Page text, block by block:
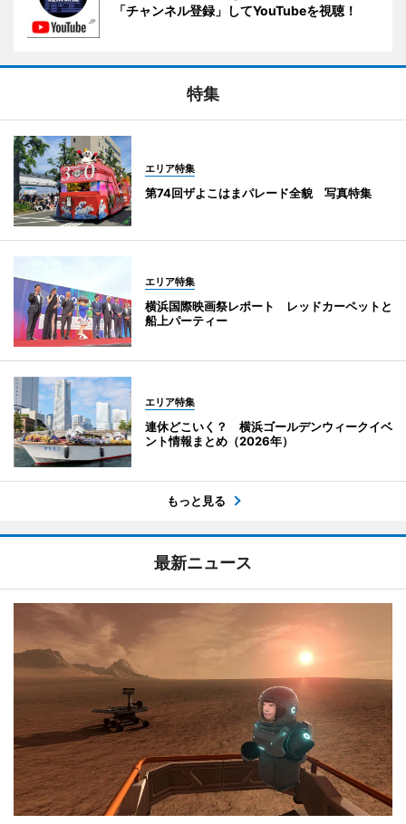
「チャンネル登録」してYouTubeを視聴！
特集
エリア特集
第74回ザよこはまパレード全貌 写真特集
エリア特集
横浜国際映画祭レポート レッドカーペットと
船上パーティー
エリア特集
連休どこいく？ 横浜ゴールデンウィークイベ
ント情報まとめ（2026年）
もっと見る
最新ニュース